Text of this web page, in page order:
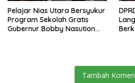
Pelajar Nias Utara Bersyukur
Program Sekolah Gratis
Gubernur Bobby Nasution
Tambah